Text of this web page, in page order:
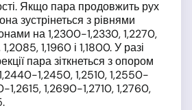
Якщо пара продовжить рух
зустрінеться з рівнями
на 1,2300-1,2330, 1,2270,
1,1960 і 1,1800. У разі
пара зіткнеться з опором
1,2450, 1,2510, 1,2550-
1,2615, 1,2690-1,2710, 1,2760,